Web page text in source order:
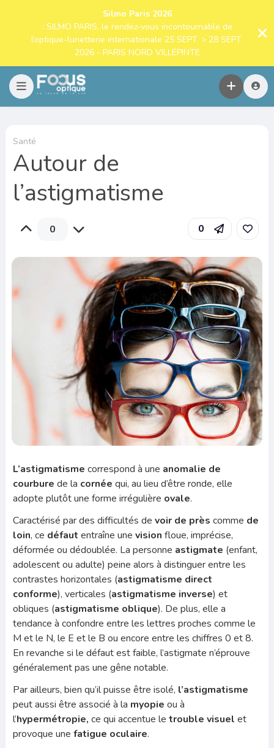
Silmo Paris 2026
: SILMO PARIS, le rendez-vous incontournable de
l’optique-lunetterie internationale 25 SEPT. > 28 SEPT.
2026 - PARIS NORD VILLEPINTE
Santé
Autour de
l’astigmatisme
0 0
L’astigmatisme correspond à une anomalie de
courbure de la cornée qui, au lieu d’être ronde, elle
adopte plutôt une forme irrégulière ovale.
Caractérisé par des difficultés de voir de près comme de
loin, ce défaut entraîne une vision floue, imprécise,
déformée ou dédoublée. La personne astigmate (enfant,
adolescent ou adulte) peine alors à distinguer entre les
contrastes horizontales (astigmatisme direct
conforme), verticales (astigmatisme inverse) et
obliques (astigmatisme oblique). De plus, elle a
tendance à confondre entre les lettres proches comme le
M et le N, le E et le B ou encore entre les chiffres 0 et 8.
En revanche si le défaut est faible, l’astigmate n’éprouve
généralement pas une gêne notable.
Par ailleurs, bien qu’il puisse être isolé, l’astigmatisme
peut aussi être associé à la myopie ou à
l’hypermétropie, ce qui accentue le trouble visuel et
provoque une fatigue oculaire.